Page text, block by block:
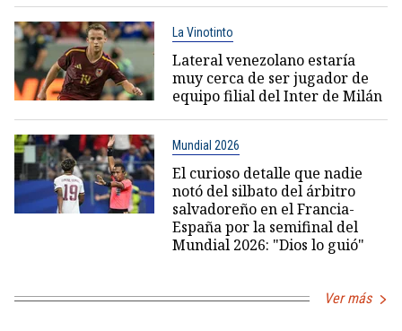
La Vinotinto
Lateral venezolano estaría
muy cerca de ser jugador de
equipo filial del Inter de Milán
Mundial 2026
El curioso detalle que nadie
notó del silbato del árbitro
salvadoreño en el Francia-
España por la semifinal del
Mundial 2026: "Dios lo guió"
Ver más